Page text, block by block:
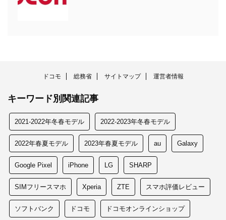
ドコモ 総務省 サイトマップ 運営者情報
キーワード別関連記事
2021-2022年冬春モデル 2022-2023年冬春モデル
2022年春夏モデル 2023年春夏モデル au Galaxy
Google Pixel iPhone LG SHARP
SIMフリースマホ Xperia ZTE スマホ評価レビュー
ソフトバンク ドコモ ドコモオンラインショップ